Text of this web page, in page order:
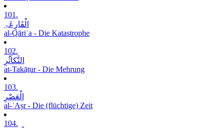
101.
الْقَارِعَۃِ
al-Qāriʿa - Die Katastrophe
102.
التَّکاَثُرِ
at-Takāṯur - Die Mehrung
103.
الْعَصْرِ
al-ʿAṣr - Die (flüchtige) Zeit
104.